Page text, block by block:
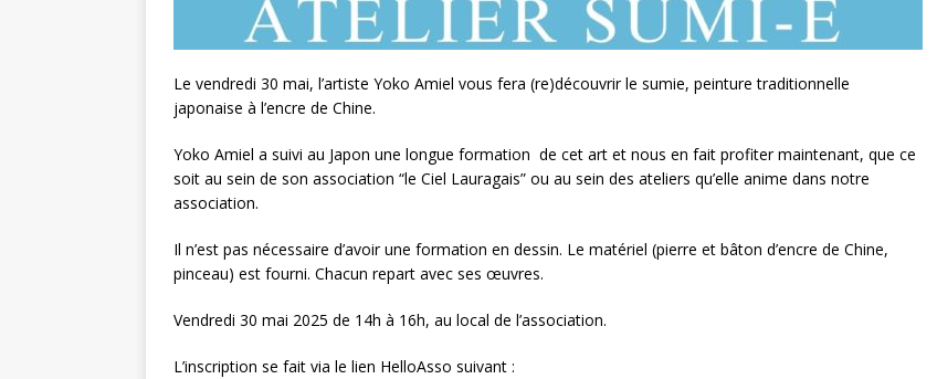
Le vendredi 30 mai, l’artiste Yoko Amiel vous fera (re)découvrir le sumie, peinture traditionnelle
japonaise à l’encre de Chine.
Yoko Amiel a suivi au Japon une longue formation de cet art et nous en fait profiter maintenant, que ce
soit au sein de son association “le Ciel Lauragais” ou au sein des ateliers qu’elle anime dans notre
association.
Il n’est pas nécessaire d’avoir une formation en dessin. Le matériel (pierre et bâton d’encre de Chine,
pinceau) est fourni. Chacun repart avec ses œuvres.
Vendredi 30 mai 2025 de 14h à 16h, au local de l’association.
L’inscription se fait via le lien HelloAsso suivant :